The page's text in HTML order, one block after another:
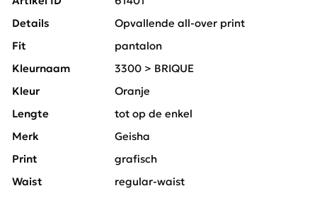
Details
Opvallende all-over print
Fit
pantalon
Kleurnaam
3300 > BRIQUE
Kleur
Oranje
Lengte
tot op de enkel
Merk
Geisha
Print
grafisch
Waist
regular-waist